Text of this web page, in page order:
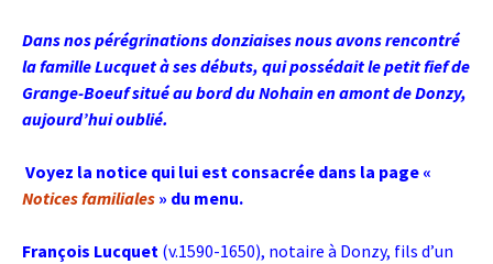
Dans nos pérégrinations donziaises nous avons rencontré
la famille Lucquet à ses débuts, qui possédait le petit fief de
Grange-Boeuf situé au bord du Nohain en amont de Donzy,
aujourd’hui oublié.
Voyez la notice qui lui est consacrée dans la page «
Notices familiales » du menu.
François Lucquet (v.1590-1650), notaire à Donzy, fils d’un